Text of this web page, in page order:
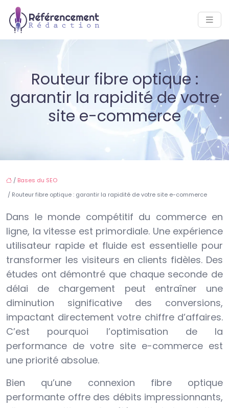
Routeur fibre optique :
garantir la rapidité de votre
site e-commerce
/ Bases du SEO
/ Routeur fibre optique : garantir la rapidité de votre site e-commerce
Dans le monde compétitif du commerce en
ligne, la vitesse est primordiale. Une expérience
utilisateur rapide et fluide est essentielle pour
transformer les visiteurs en clients fidèles. Des
études ont démontré que chaque seconde de
délai de chargement peut entraîner une
diminution significative des conversions,
impactant directement votre chiffre d’affaires.
C’est pourquoi l’optimisation de la
performance de votre site e-commerce est
une priorité absolue.
Bien qu’une connexion fibre optique
performante offre des débits impressionnants,